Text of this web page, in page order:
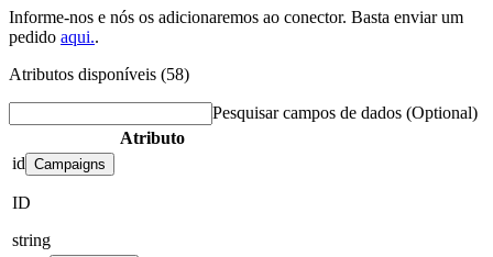
Informe-nos e nós os adicionaremos ao conector. Basta enviar um
pedido aqui..
Atributos disponíveis (58)
Pesquisar campos de dados (Optional)
Atributo
id Campaigns
ID
string